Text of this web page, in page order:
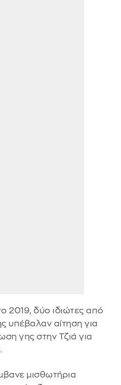
2019, δύο ιδιώτες από
υπέβαλαν αίτηση για
γης στην Τζιά για
μισθωτήρια